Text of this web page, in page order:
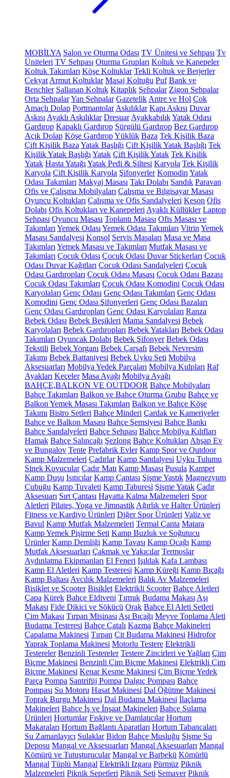
MOBİLYA Salon ve Oturma Odası TV Ünitesi ve Sehpası Tv
Üniteleri TV Sehpası Oturma Grupları Koltuk ve Kanepeler
Koltuk Takımları Köşe Koltuklar Tekli Koltuk ve Berjerler
Çekyat Armut Koltuklar Masaj Koltuğu Puf Bank ve
Benchler Sallanan Koltuk Kitaplık Sehpalar Zigon Sehpalar
Orta SehpalarYan Sehpalar Gazetelik Antre ve Hol Çok
Amaçlı Dolap Portmantolar Askılıklar Kapı Askısı Duvar
Askısı Ayaklı Askılıklar Dresuar AyakkabılıkYatak Odası
Gardırop Kapaklı Gardırop Sürgülü Gardırop Bez Gardırop
Açık Dolap Köşe GardıropYüklük Baza Tek Kişilik Baza
Çift Kişilik Baza Yatak Başlığı Çift Kişilik Yatak Başlığı Tek
Kişilik Yatak Başlığı Yatak Çift Kişilik Yatak Tek Kişilik
Yatak Hasta Yatağı Yatak Pedi & Şiltesi Karyola Tek Kişilik
Karyola Çift Kişilik Karyola Şifonyerler Komodin Yatak
Odası Takımları Makyaj Masası Takı Dolabı Sandık Paravan
Ofis ve Çalışma Mobilyaları Çalışma ve Bilgisayar Masası
Oyuncu Koltukları Çalışma ve Ofis Sandalyeleri Keson Ofis
Dolabı Ofis Koltukları ve Kanepeleri Ayaklı Küllükler Laptop
Sehpası Oyuncu Masası Toplantı Masası Ofis Masası ve
Takımları Yemek Odası Yemek Odası Takımları Vitrin Yemek
Masası Sandalyesi Konsol Servis Masaları Masa ve Masa
Takımları Yemek Masası ve Takımları Mutfak Masası ve
Takımları Çocuk Odası Çocuk Odası Duvar Stickerları Çocuk
Odası Duvar Kağıtları Çocuk Odası Sandalyeleri Çocuk
Odası Gardıropları Çocuk Odası Masası Çocuk Odası Bazası
Çocuk Odası Takımları Çocuk Odası Komodini Çocuk Odası
Karyolaları Genç Odası Genç Odası Takımları Genç Odası
Komodini Genç Odası Şifonyerleri Genç Odası Bazaları
Genç Odası Gardıropları Genç Odası Karyolaları Ranza
Bebek Odası Bebek Beşikleri Mama Sandalyesi Bebek
Karyolaları Bebek Gardıropları Bebek Yatakları Bebek Odası
Takımları Oyuncak Dolabı Bebek Şifonyer Bebek Odası
Tekstili Bebek Yorganı Bebek Çarşafı Bebek Nevresim
Takımı Bebek Battaniyesi Bebek Uyku Seti Mobilya
Aksesuarları Mobilya Yedek Parçaları Mobilya Kulpları Raf
Ayakları Keçeler Masa Ayağı Mobilya Ayağı
BAHÇE,BALKON VE OUTDOOR Bahçe Mobilyaları
Bahçe Takımları Balkon ve Bahçe Oturma Grubu Bahçe ve
Balkon Yemek Masası Takımları Balkon ve Bahçe Köşe
Takımı Bistro Setleri Bahçe Minderi Çardak ve Kameriyeler
Bahçe ve Balkon Masası Bahçe Şemsiyesi Bahçe Bankı
Bahçe Sandalyeleri Bahçe Sehpası Bahçe Mobilya Kılıfları
Hamak Bahçe Salıncağı Şezlong Bahçe Koltukları Ahşap Ev
ve Bungalov Tente Prefabrik Evler Kamp Spor ve Outdoor
Kamp Malzemeleri Çadırlar Kamp Sandalyesi Uyku Tulumu
Sinek Kovucular Çadır Matı Kamp Masası Pusula Kampet
Kamp Duşu Isıtıcılar Kamp Çantası Şişme Yastık Magnezyum
Çubuğu Kamp Tuvaleti Kamp Taburesi Şişme Yatak Çadır
Aksesuarı Sırt Çantası Hayatta Kalma Malzemeleri Spor
Aletleri Pilates, Yoga ve Jimnastik Ağırlık ve Halter Ürünleri
Fitness ve Kardiyo Ürünleri Diğer Spor Ürünleri Valiz ve
Bavul Kamp Mutfak Malzemeleri Termal Çanta Matara
Kamp Yemek Pişirme Seti Kamp Buzluk ve Soğutucu
Ürünler Kamp Demliği Kamp Tavası Kamp Ocağı Kamp
Mutfak Aksesuarları Çakmak ve Yakıcılar Termoslar
Aydınlatma Ekipmanları El Feneri Işıldak Kafa Lambası
Kamp El Aletleri Kamp Testeresi Kamp Küreği Kamp Bıçağı
Kamp Baltası Avcılık Malzemeleri Balık Av Malzemeleri
Bisiklet ve Scooter Bisiklet Elektrikli Scooter Bahçe Aletleri
Çapa Kürek Bahçe Eldiveni Tırmık Budama Makası Aşı
Makası Fide Dikici ve Sökücü Orak Bahçe El Aleti Setleri
Çim Makası Tırpan Misinası Aşı Bıçağı Meyve Toplama Aleti
Budama Testeresi Bahçe Çatalı Kazma Bahçe Makineleri
Çapalama Makinesi Tırpan Çit Budama Makinesi Hidrofor
Yaprak Toplama Makinesi Motorlu Testere Elektrikli
Testereler Benzinli Testereler Testere Zincirleri ve Yağları Çim
Biçme Makinesi Benzinli Çim Biçme Makinesi Elektrikli Çim
Biçme Makinesi Kenar Kesme Makinesi Çim Biçme Yedek
Parça Pompa Santrifüj Pompa Dalgıç Pompası Bahçe
Pompası Su Motoru Hasat Makinesi Dal Öğütme Makinesi
Toprak Burgu Makinesi Dal Budama Makinesi İlaçlama
Makineleri Bahçe İş ve İnşaat Makineleri Bahçe Sulama
Ürünleri Hortumlar Fıskiye ve Damlatıcılar Hortum
Makaraları Hortum Bağlantı Aparatları Hortum Tabancaları
Su Zamanlayıcı Sulaklar Bidon Bahçe Musluğu Şişme Su
Deposu Mangal ve Aksesuarları Mangal Aksesuarları Mangal
Kömürü ve Tutuşturucular Mangal ve Barbekü Kömürlü
Mangal Tüplü Mangal Elektrikli Izgara Pürmüz Piknik
Malzemeleri Piknik Sepetleri Piknik Seti Semaver Piknik